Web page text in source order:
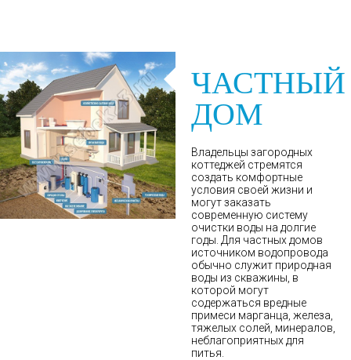
ЧАСТНЫЙ
ДОМ
Владельцы загородных
коттеджей стремятся
создать комфортные
условия своей жизни и
могут заказать
современную систему
очистки воды на долгие
годы. Для частных домов
источником водопровода
обычно служит природная
воды из скважины, в
которой могут
содержаться вредные
примеси марганца, железа,
тяжелых солей, минералов,
неблагоприятных для
питья.